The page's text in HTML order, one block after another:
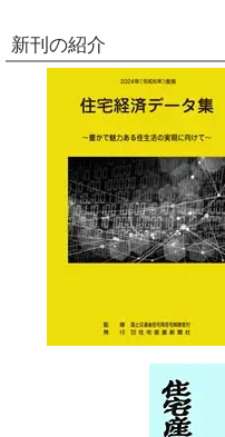
新刊の紹介